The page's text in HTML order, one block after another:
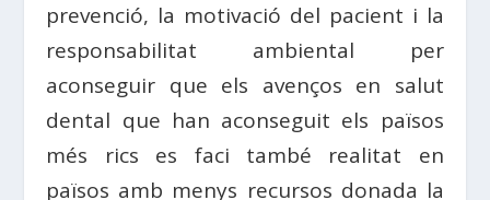
prevenció, la motivació del pacient i la
responsabilitat ambiental per
aconseguir que els avenços en salut
dental que han aconseguit els països
més rics es faci també realitat en
països amb menys recursos donada la